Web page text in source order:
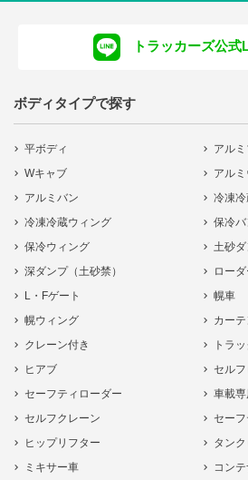
トラッカーズ公式
ボディタイプで探す
平ボディ
アル
Wキャブ
アル
アルミバン
冷凍
冷凍冷蔵ウィング
保冷バ
保冷ウィング
土砂
深ダンプ（土砂禁）
ロー
L・Fゲート
幌車
幌ウィング
カーテ
クレーン付き
トラ
ヒアブ
セル
セーフティローダー
車載
セルフクレーン
セー
ヒップリフター
タン
ミキサー車
コン